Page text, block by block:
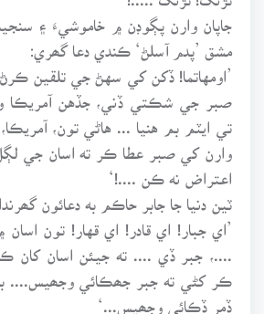
جاپان وارن پڳوڊن ۾ خاموشيءَ ۽
مشق ’پدم آسلڻ‘ ڪندي دعا گھري:
’اومهاتما! ڏکن کي سهڻ جي تلقين ڪرڻ
صبر جي شڪتي ڏني، جڏهن آمريڪا
تي ايٽم بم هنيا ... هاڻي تون،
وارن کي صبر عطا ڪر ته اسان جي
اعتراض نه ڪن ....!‘
ٽين دنيا جا جابر حاڪم به دعائون
’اي جبار! اي قادر! اي قهار! تون اسان
....، جبر ڏي .... ته جيئن اسان کان
ڪر کڻي ته جبر جھڪائي وجھيس....
ڏمر ڏڪائي وجھيس...‘